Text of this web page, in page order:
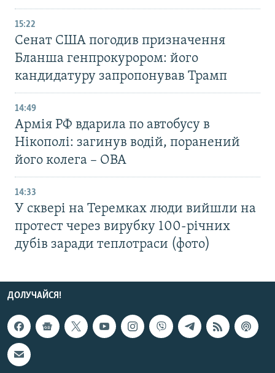
15:22
Сенат США погодив призначення
Бланша генпрокурором: його
кандидатуру запропонував Трамп
14:49
Армія РФ вдарила по автобусу в
Нікополі: загинув водій, поранений
його колега – ОВА
14:33
У сквері на Теремках люди вийшли на
протест через вирубку 100-річних
дубів заради теплотраси (фото)
ДОЛУЧАЙСЯ!